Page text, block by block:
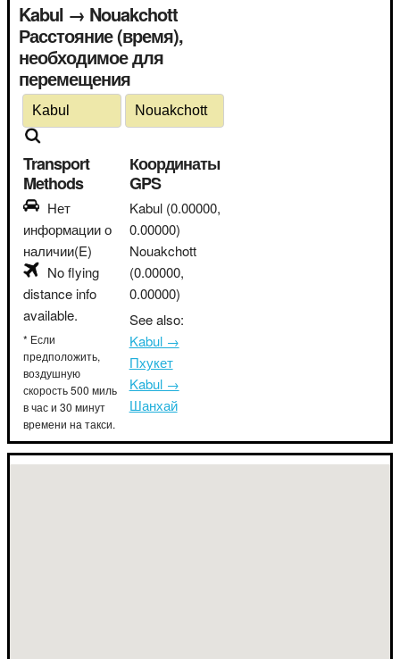
Kabul → Nouakchott
Расстояние (время),
необходимое для
перемещения
Transport
Methods
Нет
информации о
наличии(E)
No flying
distance info
available.
* Если
предположить,
воздушную
скорость 500 миль
в час и 30 минут
времени на такси.
Координаты
GPS
Kabul (0.00000,
0.00000)
Nouakchott
(0.00000,
0.00000)
See also:
Kabul →
Пхукет
Kabul →
Шанхай